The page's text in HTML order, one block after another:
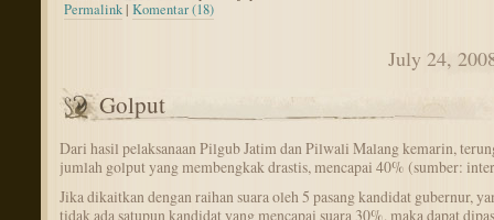
Permalink |Komentar (18)
July 24,
Golput
Dari hasil pelaksanaan Pilgub Jatim dan Pilwali Malang kemarin,
jumlah golput yang membengkak drastis, mencapai 40% (sumber:
Jika dikaitkan dengan raihan suara oleh 5 pasang kandidat gubernur,
tidak ada satupun kandidat yang mencapai suara 30%, maka dapat